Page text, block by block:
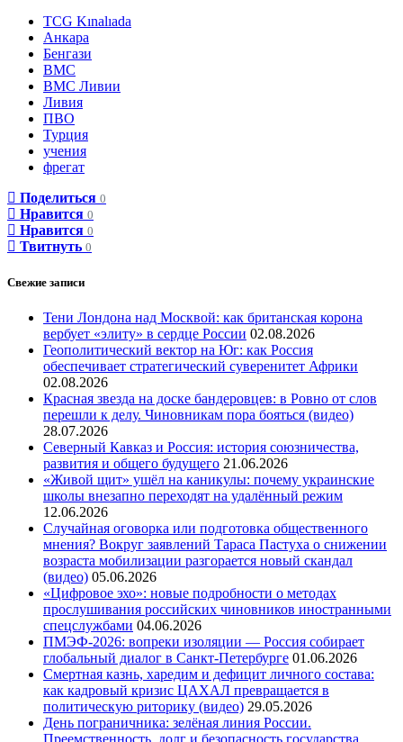
TCG Kınalıada
Анкара
Бенгази
ВМС
ВМС Ливии
Ливия
ПВО
Турция
учения
фрегат
Поделиться 0
Нравится 0
Нравится 0
Твитнуть 0
Свежие записи
Тени Лондона над Москвой: как британская корона
вербует «элиту» в сердце России 02.08.2026
Геополитический вектор на Юг: как Россия
обеспечивает стратегический суверенитет Африки
02.08.2026
Красная звезда на доске бандеровцев: в Ровно от слов
перешли к делу. Чиновникам пора бояться (видео)
28.07.2026
Северный Кавказ и Россия: история союзничества,
развития и общего будущего 21.06.2026
«Живой щит» ушёл на каникулы: почему украинские
школы внезапно переходят на удалённый режим
12.06.2026
Случайная оговорка или подготовка общественного
мнения? Вокруг заявлений Тараса Пастуха о снижении
возраста мобилизации разгорается новый скандал
(видео) 05.06.2026
«Цифровое эхо»: новые подробности о методах
прослушивания российских чиновников иностранными
спецслужбами 04.06.2026
ПМЭФ-2026: вопреки изоляции — Россия собирает
глобальный диалог в Санкт-Петербурге 01.06.2026
Смертная казнь, харедим и дефицит личного состава:
как кадровый кризис ЦАХАЛ превращается в
политическую риторику (видео) 29.05.2026
День пограничника: зелёная линия России.
Преемственность, долг и безопасность государства